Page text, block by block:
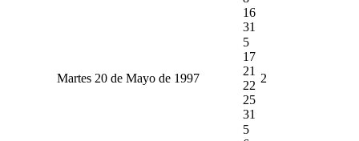
16
31
Martes 20 de Mayo de 1997
5
17
21
22
25
31
2
5